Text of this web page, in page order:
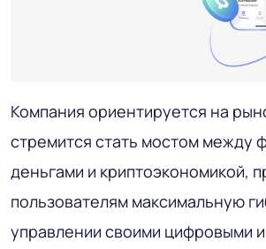
Компания ориентируется на
стремится стать мостом между
деньгами и криптоэкономикой,
пользователям максимальную
управлении своими цифровыми и